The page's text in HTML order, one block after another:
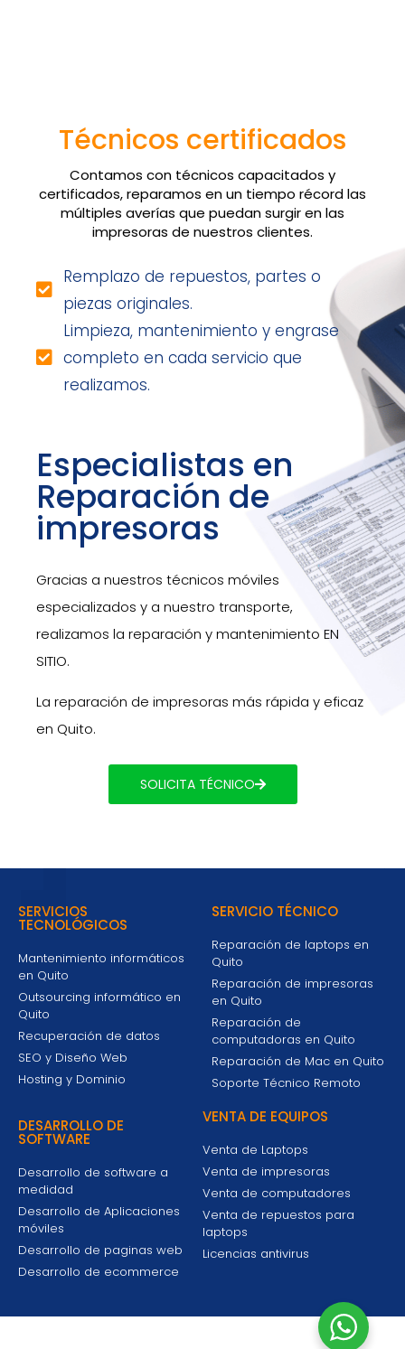
Especialistas en
Reparación de
impresoras
Gracias a nuestros técnicos móviles
especializados y a nuestro transporte,
realizamos la reparación y mantenimiento EN
SITIO.
La reparación de impresoras más rápida y eficaz
en Quito.
SOLICITA TÉCNICO
Técnicos certificados
Contamos con técnicos capacitados y
certificados, reparamos en un tiempo récord las
múltiples averías que puedan surgir en las
impresoras de nuestros clientes.
Remplazo de repuestos, partes o
piezas originales.
Limpieza, mantenimiento y engrase
completo en cada servicio que
realizamos.
SERVICIOS
TECNOLÓGICOS
Mantenimiento informáticos
en Quito
Outsourcing informático en
Quito
Recuperación de datos
SEO y Diseño Web
Hosting y Dominio
SERVICIO TÉCNICO
Reparación de laptops en
Quito
Reparación de impresoras
en Quito
Reparación de
computadoras en Quito
Reparación de Mac en Quito
Soporte Técnico Remoto
DESARROLLO DE
SOFTWARE
Desarrollo de software a
medidad
Desarrollo de Aplicaciones
móviles
Desarrollo de paginas web
Desarrollo de ecommerce
VENTA DE EQUIPOS
Venta de Laptops
Venta de impresoras
Venta de computadores
Venta de repuestos para
laptops
Licencias antivirus